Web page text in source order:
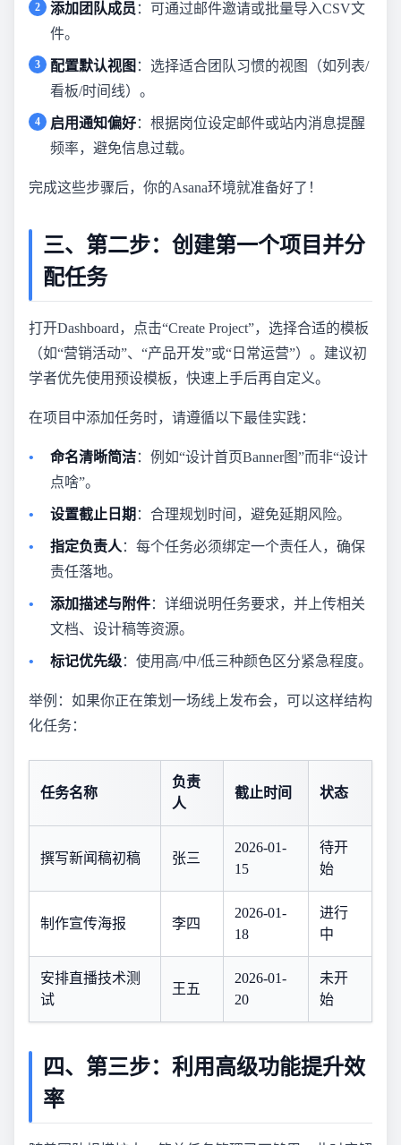
添加团队成员 ：可通过邮件邀请或批量导入CSV文
件。
配置默认视图 ：选择适合团队习惯的视图（如列表/
看板/时间线）。
启用通知偏好：根据岗位设定邮件或站内消息提醒
频率，避免信息过载。
完成这些步骤后，你的Asana环境就准备好了！
三、第二步：创建第一个项目并分
配任务
打开Dashboard，点击“Create Project”，选择合适的模板
（如“营销活动”、“产品开发”或“日常运营”）。建议初
学者优先使用预设模板，快速上手后再自定义。
在项目中添加任务时，请遵循以下最佳实践：
命名清晰简洁：例如“设计首页Banner图”而非“设计
点啥”。
设置截止日期 ：合理规划时间，避免延期风险。
指定负责人 ：每个任务必须绑定一个责任人，确保
责任落地。
添加描述与附件：详细说明任务要求，并上传相关
文档、设计稿等资源。
标记优先级：使用高/中/低三种颜色区分紧急程度。
举例：如果你正在策划一场线上发布会，可以这样结构
化任务：
任务名称
负责
人
截止时间 状态
撰写新闻稿初稿 张三
2026-01-
15
待开
始
制作宣传海报 李四
2026-01-
18
进行
中
安排直播技术测
试
王五
2026-01-
20
未开
始
四、第三步：利用高级功能提升效
率